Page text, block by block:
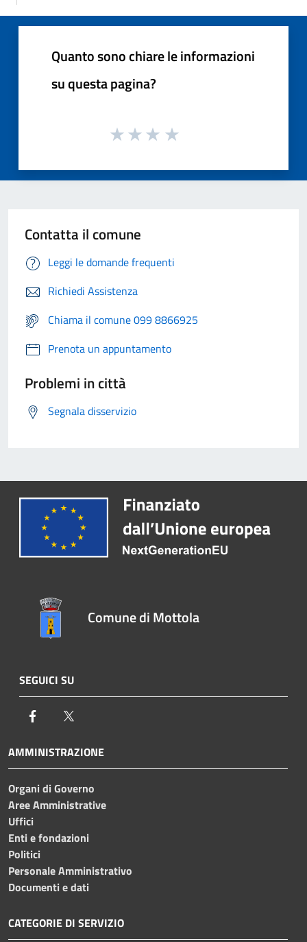
Quanto sono chiare le informazioni
su questa pagina?
Contatta il comune
Leggi le domande frequenti
Richiedi Assistenza
Chiama il comune 099 8866925
Prenota un appuntamento
Problemi in città
Segnala disservizio
Comune di Mottola
SEGUICI SU
Facebook
AMMINISTRAZIONE
Organi di Governo
Aree Amministrative
Uffici
Enti e fondazioni
Politici
Personale Amministrativo
Documenti e dati
CATEGORIE DI SERVIZIO